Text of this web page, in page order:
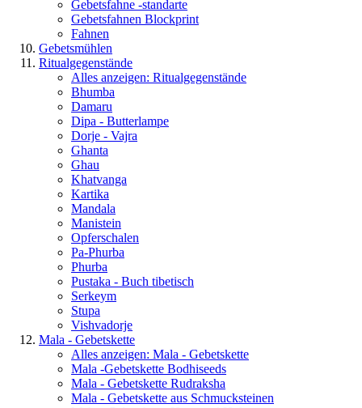
Gebetsfahne -standarte
Gebetsfahnen Blockprint
Fahnen
Gebetsmühlen
Ritualgegenstände
Alles anzeigen: Ritualgegenstände
Bhumba
Damaru
Dipa - Butterlampe
Dorje - Vajra
Ghanta
Ghau
Khatvanga
Kartika
Mandala
Manistein
Opferschalen
Pa-Phurba
Phurba
Pustaka - Buch tibetisch
Serkeym
Stupa
Vishvadorje
Mala - Gebetskette
Alles anzeigen: Mala - Gebetskette
Mala -Gebetskette Bodhiseeds
Mala - Gebetskette Rudraksha
Mala - Gebetskette aus Schmucksteinen